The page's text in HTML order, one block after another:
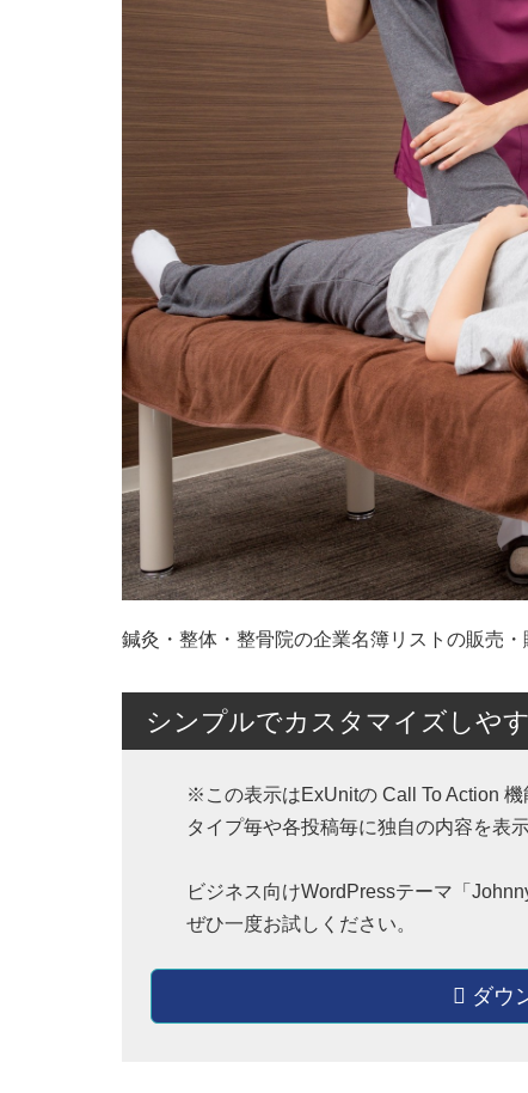
鍼灸・整体・整骨院の企業名簿リストの販売・
シンプルでカスタマイズしや
※この表示はExUnitの Call To Action
タイプ毎や各投稿毎に独自の内容を表
ビジネス向けWordPressテーマ「
ぜひ一度お試しください。
ダウ